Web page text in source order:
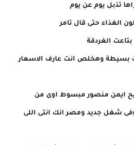
تذبل يوم عن يوم
الغذاء حتى قال تامر
الغردقة
بسيطة وهخلص انت عارف الاسعار
ايمن منصور مبسوط اوى من
شغل جديد ومصر انك انتى اللى